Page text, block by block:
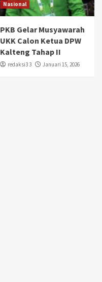
Nasional
PKB Gelar Musyawarah
UKK Calon Ketua DPW
Kalteng Tahap II
redaksi3 3 Januari 15, 2026